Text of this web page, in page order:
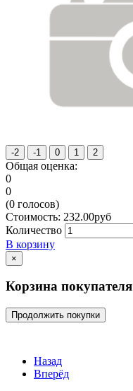
Общая оценка:
0
0
(0 голосов)
Стоимость: 232.00руб
Количество
В корзину
×
Корзина покупателя
Продолжить покупки
Назад
Вперёд